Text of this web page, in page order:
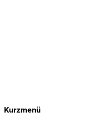
Kurzmenü